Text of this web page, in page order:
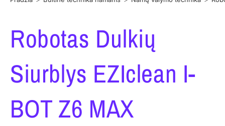
Robotas Dulkių
Siurblys EZIclean I-
BOT Z6 MAX